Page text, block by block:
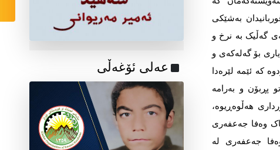
بەشێکی
گه‌‌‌ڵیک به‌‌‌ نرخ و
بۆ گەلەکەی و
ئێمە لێرەدا
پڕبۆن و بەرامە
هەڵوەڕیوە،
وەفا جەعفەری
جەعفەری لە
عه‌لی ئۆغه‌ڵی